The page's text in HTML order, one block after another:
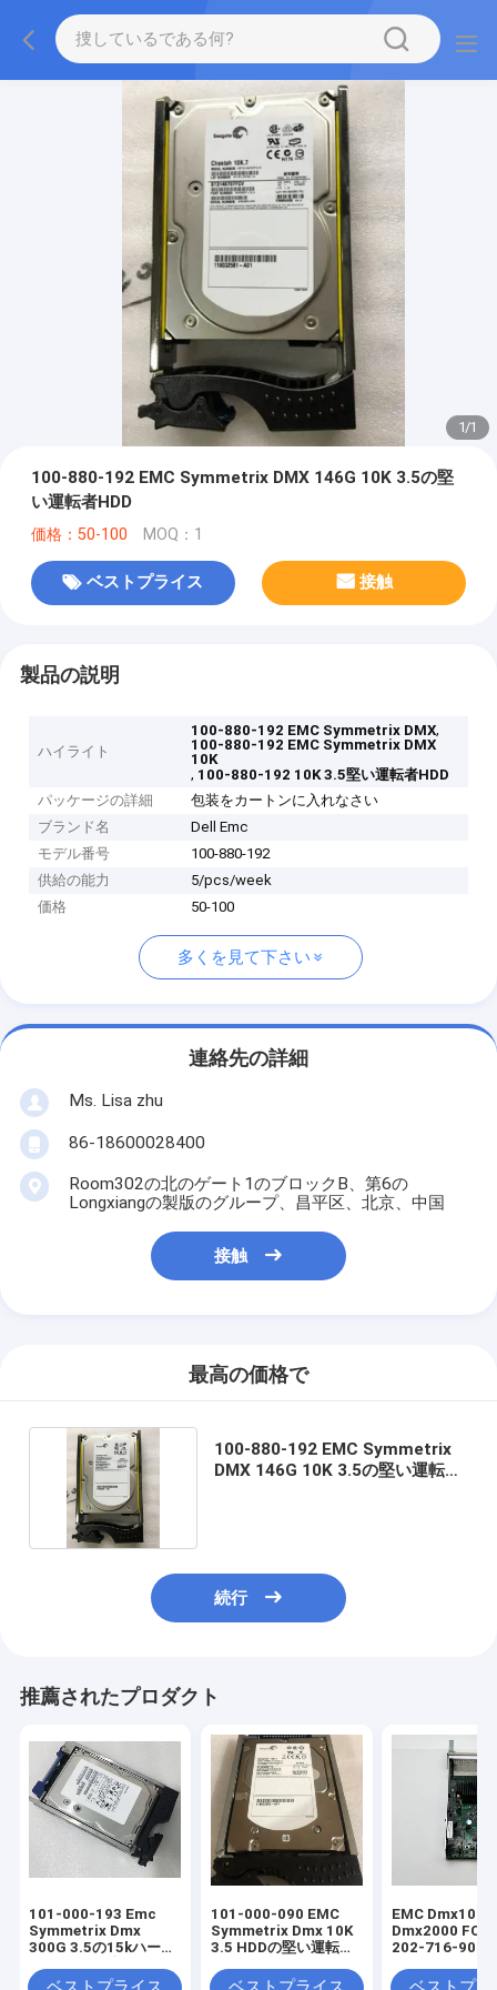
1/1
100-880-192 EMC Symmetrix DMX 146G 10K 3.5の堅
い運転者HDD
価格：50-100 MOQ：1
ベストプライス 接触
製品の説明
ハイライト
100-880-192 EMC Symmetrix DMX,
100-880-192 EMC Symmetrix DMX
10K
, 100-880-192 10K 3.5堅い運転者HDD
パッケージの詳細
包装をカートンに入れなさい
ブランド名
Dell Emc
モデル番号
100-880-192
供給の能力
5/pcs/week
価格
50-100
多くを見て下さい
連絡先の詳細
Ms. Lisa zhu
86-18600028400
Room302の北のゲート1のブロックB、第6の
Longxiangの製版のグループ、昌平区、北京、中国
接触
最高の価格で
100-880-192 EMC Symmetrix
DMX 146G 10K 3.5の堅い運転者
続行
推薦されたプロダクト
101-000-193 Emc
Symmetrix Dmx
300G 3.5の15kハー
101-000-090 EMC
Symmetrix Dmx 10K
3.5 HDDの堅い運転者
EMC Dmx1000
Dmx2000 FC
202-716-900C